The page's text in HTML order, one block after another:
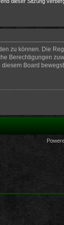
zu können. Die
Berechtigungen
Board bewegst.